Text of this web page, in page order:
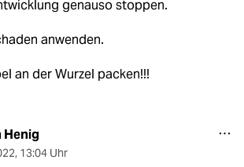
genauso stoppen.
anwenden.
an der Wurzel packen!!!
Henig
, 13:04 Uhr